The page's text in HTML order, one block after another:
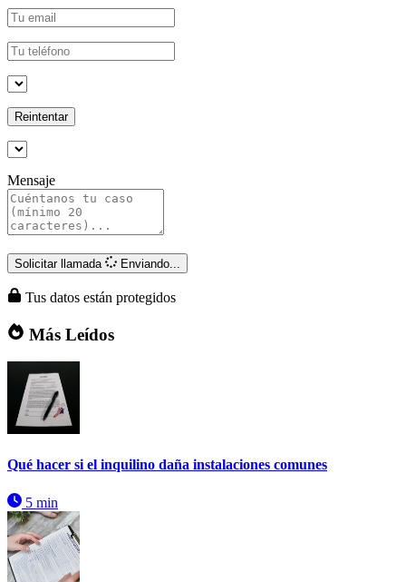
Reintentar
Mensaje
Solicitar llamada Enviando...
Tus datos están protegidos
Más Leídos
Qué hacer si el inquilino daña instalaciones comunes
5 min